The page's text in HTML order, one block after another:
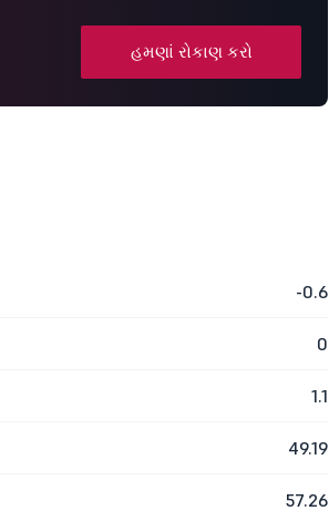
હમણાં રોકાણ કરો
-0.6
0
1.1
49.19
57.26